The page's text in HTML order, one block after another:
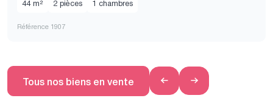
44 m² 2 pièces 1 chambres
Référence 1907
Tous nos biens en vente